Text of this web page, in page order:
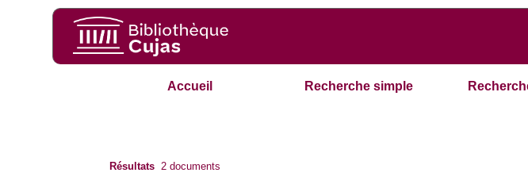
Accueil Recherche simple
Résultats 2 documents